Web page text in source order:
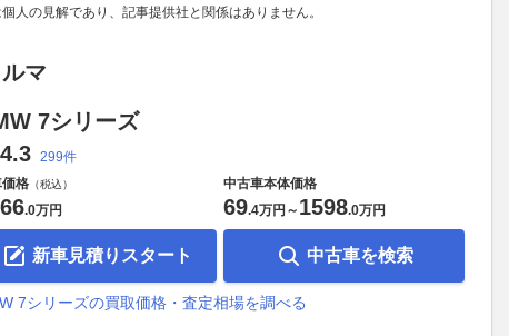
人の見解であり、記事提供社と関係はありません。
マ
7シリーズ
4.3 299件
格 （税込）
.0万円
新車見積りスタート
中古車本体価格
69.4万円 ～ 1598.0万円
中古車を検索
7シリーズの買取価格・査定相場を調べる